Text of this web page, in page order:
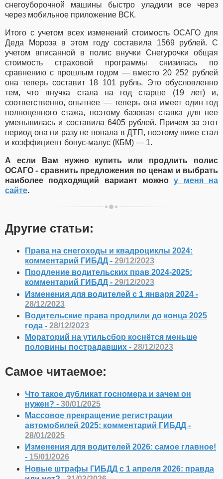
снегоуборочной машины быстро уладили все через
через мобильное приложение ВСК.
Итого с учетом всех изменений стоимость ОСАГО для
Деда Мороза в этом году составила 1569 рублей. С
учетом вписанной в полис внучки Снегурочки общая
стоимость страховой программы снизилась по
сравнению с прошлым годом — вместо 20 252 рублей
она теперь составит 18 101 рубль. Это обусловленно
тем, что внучка стала на год старше (19 лет) и,
соответственно, опытнее — теперь она имеет один год
полноценного стажа, поэтому базовая ставка для нее
уменьшилась и составила 6405 рублей. Причем за этот
период она ни разу не попала в ДТП, поэтому ниже стал
и коэффициент бонус-малус (КБМ) — 1.
А если Вам нужно купить или продлить полис
ОСАГО - сравнить предложения по ценам и выбрать
наиболее подходящий вариант можноу меня на
сайте.
Другие статьи:
Права на снегоходы и квадроциклы 2024:
комментарий ГИБДД - 29/12/2023
Продление водительских прав 2024-2025:
комментарий ГИБДД - 29/12/2023
Изменения для водителей с 1 января 2024 -
28/12/2023
Водительские права продлили до конца 2025
года - 28/12/2023
Мораторий на утильсбор коснётся меньше
половины пострадавших - 28/12/2023
Самое читаемое:
Что такое дубликат госномера и зачем он
нужен? - 30/01/2025
Массовое прекращение регистрации
автомобилей 2025: комментарий ГИБДД -
28/01/2025
Изменения для водителей 2026: самое главное!
- 15/01/2026
Новые штрафы ГИБДД с 1 апреля 2026: правда